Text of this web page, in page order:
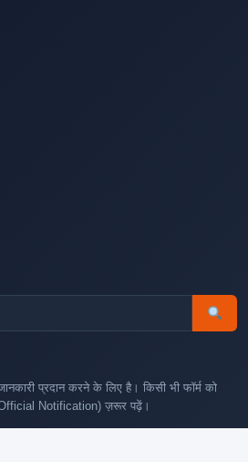
प्रदान करने के लिए है। किसी भी फॉर्म को
Notification) ज़रूर पढ़ें।